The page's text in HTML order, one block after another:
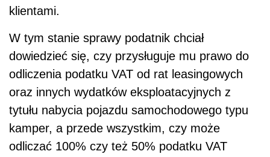
klientami.
W tym stanie sprawy podatnik chciał
dowiedzieć się, czy przysługuje mu prawo do
odliczenia podatku VAT od rat leasingowych
oraz innych wydatków eksploatacyjnych z
tytułu nabycia pojazdu samochodowego typu
kamper, a przede wszystkim, czy może
odliczać 100% czy też 50% podatku VAT